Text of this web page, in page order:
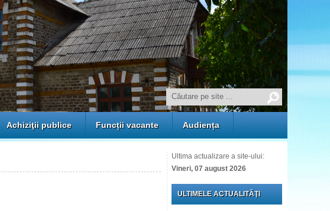
Achiziţii publice Funcții vacante Audiența
Ultima actualizare a site-ului:
Vineri, 07 august 2026
ULTIMELE ACTUALITĂŢI